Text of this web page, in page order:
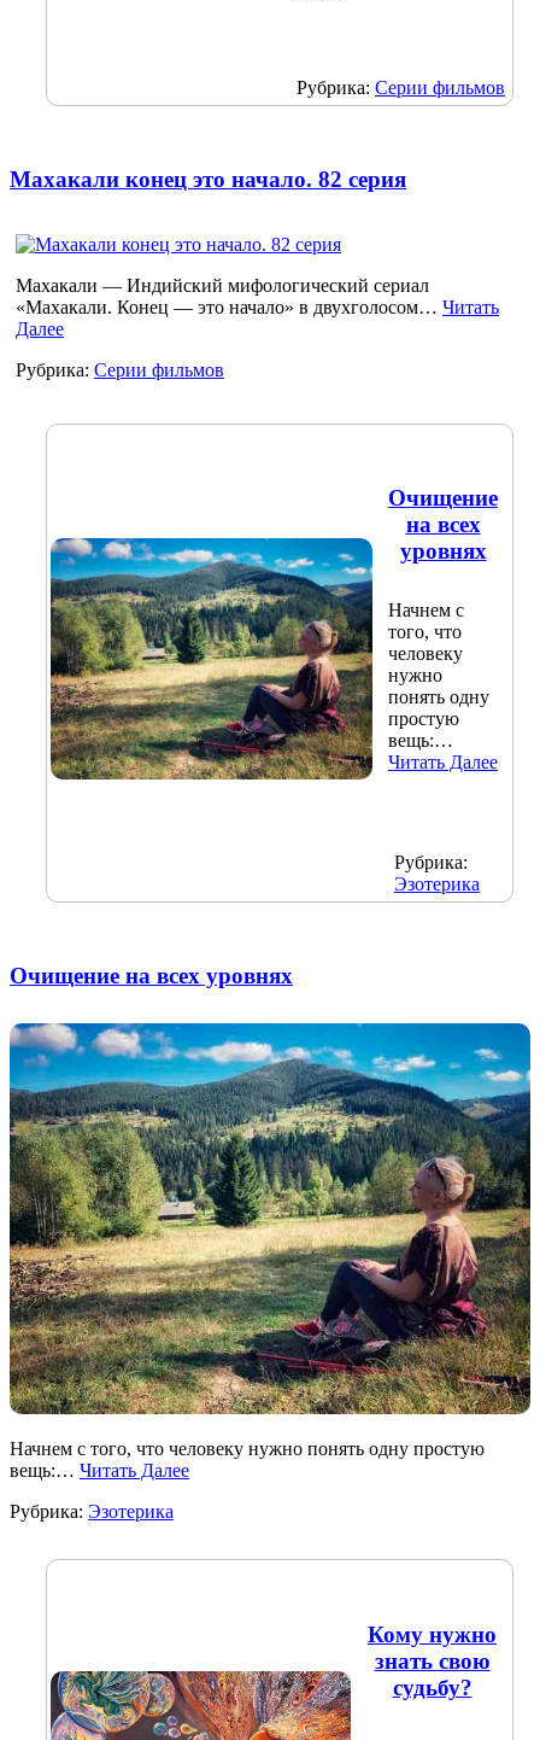
Рубрика: Серии фильмов
Махакали конец это начало. 82 серия
Махакали — Индийский мифологический сериал
«Махакали. Конец — это начало» в двухголосом… Читать
Далее
Рубрика: Серии фильмов
Очищение
на всех
уровнях
Начнем с
того, что
человеку
нужно
понять одну
простую
вещь:…
Читать Далее
Рубрика:
Эзотерика
Очищение на всех уровнях
Начнем с того, что человеку нужно понять одну простую
вещь:… Читать Далее
Рубрика: Эзотерика
Кому нужно
знать свою
судьбу?